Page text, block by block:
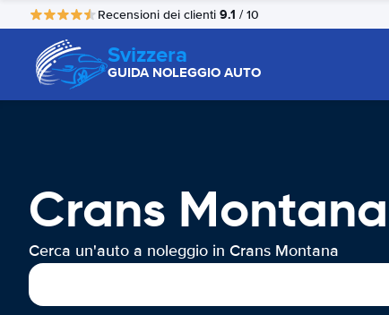
Recensioni dei clienti 9.1 / 10
Svizzera
GUIDA NOLEGGIO AUTO
Crans
Cerca un'auto a noleggio in Crans Montana